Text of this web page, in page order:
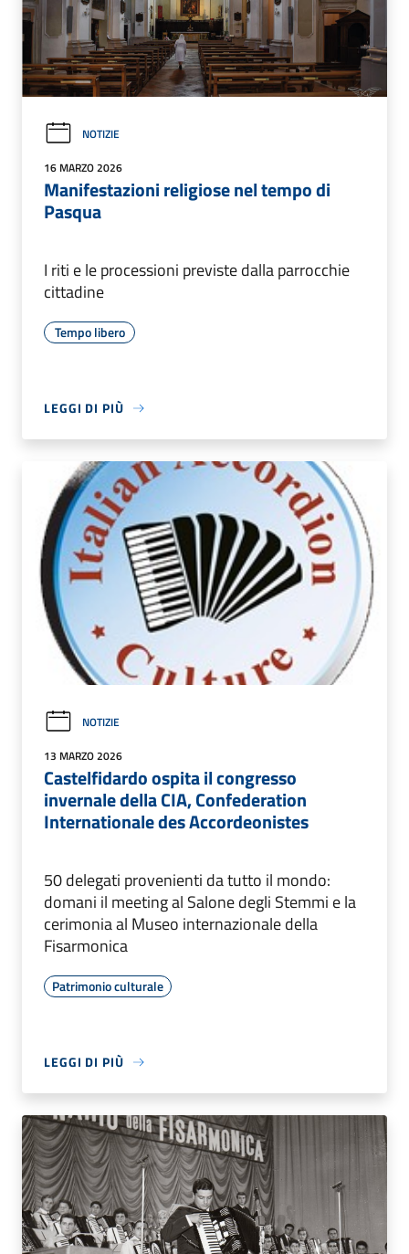
NOTIZIE
16 MARZO 2026
Manifestazioni religiose nel tempo di
Pasqua
I riti e le processioni previste dalla parrocchie
cittadine
Tempo libero
LEGGI DI PIÙ
NOTIZIE
13 MARZO 2026
Castelfidardo ospita il congresso
invernale della CIA, Confederation
Internationale des Accordeonistes
50 delegati provenienti da tutto il mondo:
domani il meeting al Salone degli Stemmi e la
cerimonia al Museo internazionale della
Fisarmonica
Patrimonio culturale
LEGGI DI PIÙ